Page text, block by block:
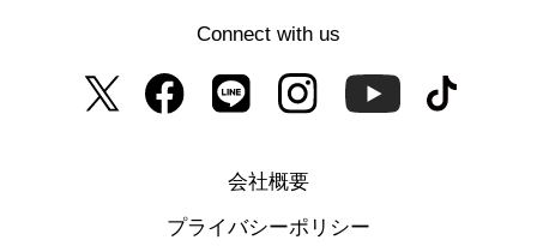
Connect with us
会社概要
プライバシーポリシー